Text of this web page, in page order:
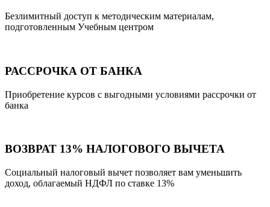
Безлимитный доступ к методическим материалам,
подготовленным Учебным центром
РАССРОЧКА ОТ БАНКА
Приобретение курсов с выгодными условиями рассрочки от
банка
ВОЗВРАТ 13% НАЛОГОВОГО ВЫЧЕТА
Социальный налоговый вычет позволяет вам уменьшить
доход, облагаемый НДФЛ по ставке 13%